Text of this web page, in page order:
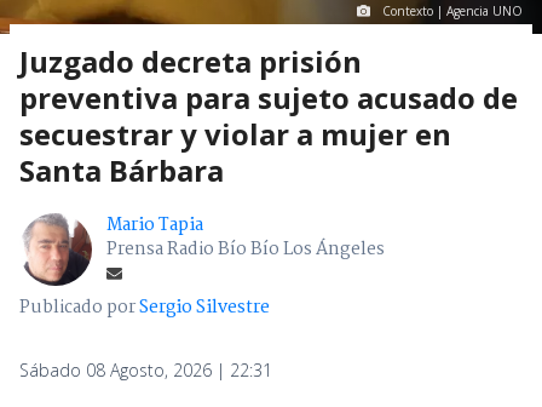
Contexto | Agencia UNO
Juzgado decreta prisión
preventiva para sujeto acusado de
secuestrar y violar a mujer en
Santa Bárbara
Mario Tapia
Prensa Radio Bío Bío Los Ángeles
Publicado porSergio Silvestre
Sábado 08 Agosto, 2026 | 22:31